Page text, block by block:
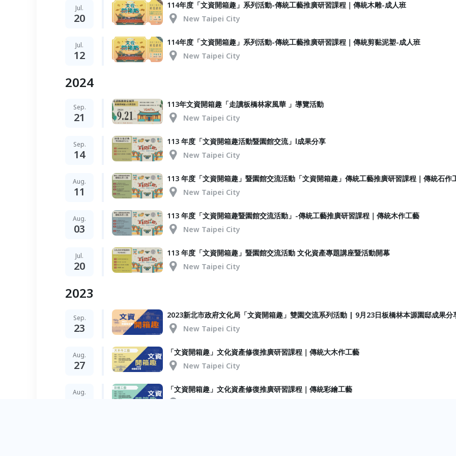
Jul.
20
114年度「文資開箱趣」系列活動-傳統工藝推廣研習課程｜傳統木雕-成人班
New Taipei City
Jul.
12
114年度「文資開箱趣」系列活動-傳統工藝推廣研習課程｜傳統剪黏泥塑-成人班
New Taipei City
2024
Sep.
21
113年文資開箱趣「走讀板橋林家風華 」導覽活動
New Taipei City
Sep.
14
113 年度「文資開箱趣活動暨園館交流」l成果分享
New Taipei City
Aug.
11
113 年度「文資開箱趣」暨園館交流活動「文資開箱趣」傳統工藝推廣研習課程｜傳統石作
New Taipei City
Aug.
03
113 年度「文資開箱趣暨園館交流活動」-傳統工藝推廣研習課程｜傳統木作工藝
New Taipei City
Jul.
20
113 年度「文資開箱趣」暨園館交流活動 文化資產專題講座暨活動開幕
New Taipei City
2023
Sep.
23
2023新北市政府文化局「文資開箱趣」雙園交流系列活動 | 9月23日板橋林本源園邸成果分
New Taipei City
Aug.
27
「文資開箱趣」文化資產修復推廣研習課程｜傳統大木作工藝
New Taipei City
Aug.
「文資開箱趣」文化資產修復推廣研習課程｜傳統彩繪工藝